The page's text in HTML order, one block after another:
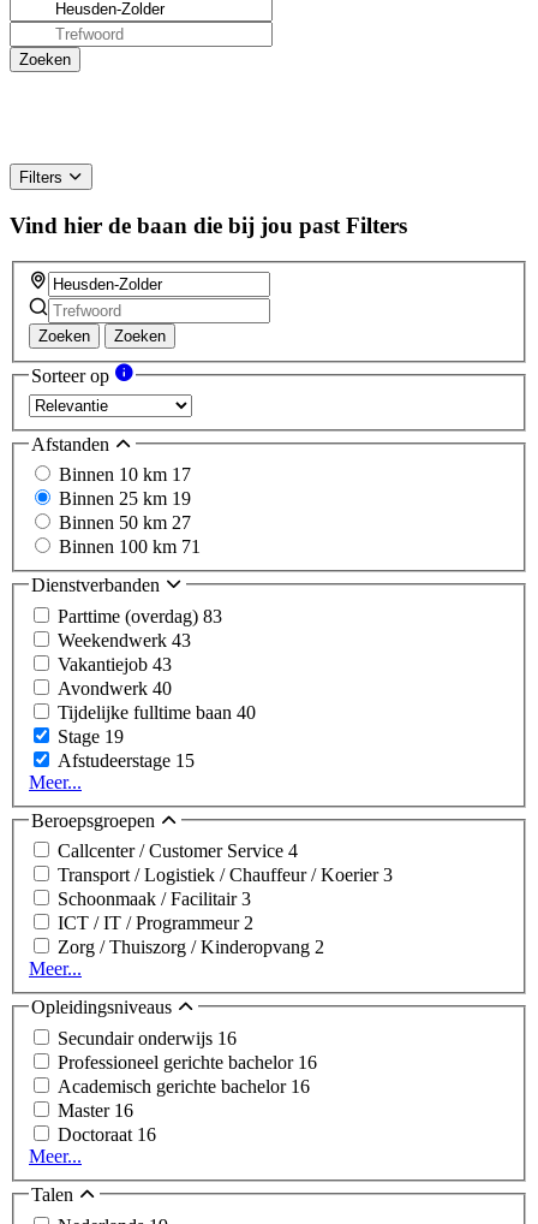
Filters
Vind hier de baan die bij jou past Filters
Zoeken Zoeken
Sorteer op
Afstanden
Binnen 10 km 17
Binnen 25 km 19
Binnen 50 km 27
Binnen 100 km 71
Dienstverbanden
Parttime (overdag) 83
Weekendwerk 43
Vakantiejob 43
Avondwerk 40
Tijdelijke fulltime baan 40
Stage 19
Afstudeerstage 15
Meer...
Beroepsgroepen
Callcenter / Customer Service 4
Transport / Logistiek / Chauffeur / Koerier3
Schoonmaak / Facilitair3
ICT / IT / Programmeur2
Zorg / Thuiszorg / Kinderopvang 2
Meer...
Opleidingsniveaus
Secundair onderwijs 16
Professioneel gerichte bachelor 16
Academisch gerichte bachelor 16
Master 16
Doctoraat 16
Meer...
Talen